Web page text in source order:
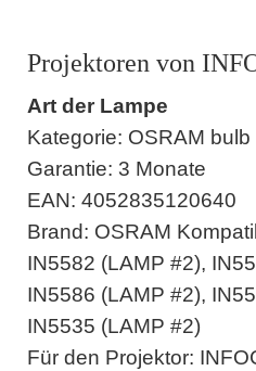
Projektoren von
Art der Lampe
Kategorie: OSRAM bulb
Garantie: 3 Monate
EAN: 4052835120640
Brand: OSRAM
IN5582 (LAMP #2),
IN5586 (LAMP #2),
IN5535 (LAMP #2)
Für den Projektor: